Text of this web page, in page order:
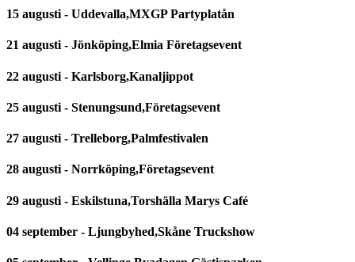
15 augusti - Uddevalla,MXGP Partyplatån
21 augusti - Jönköping,Elmia Företagsevent
22 augusti - Karlsborg,Kanaljippot
25 augusti - Stenungsund,Företagsevent
27 augusti - Trelleborg,Palmfestivalen
28 augusti - Norrköping,Företagsevent
29 augusti - Eskilstuna,Torshälla Marys Café
04 september - Ljungbyhed,Skåne Truckshow